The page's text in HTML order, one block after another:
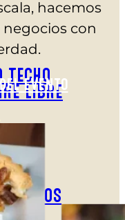
TECHO
LIBRE
hacemos
con
EVENTO